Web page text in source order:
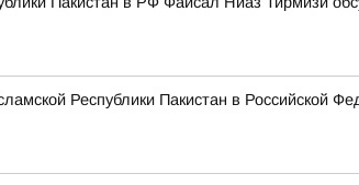
Республики Пакистан в Российской